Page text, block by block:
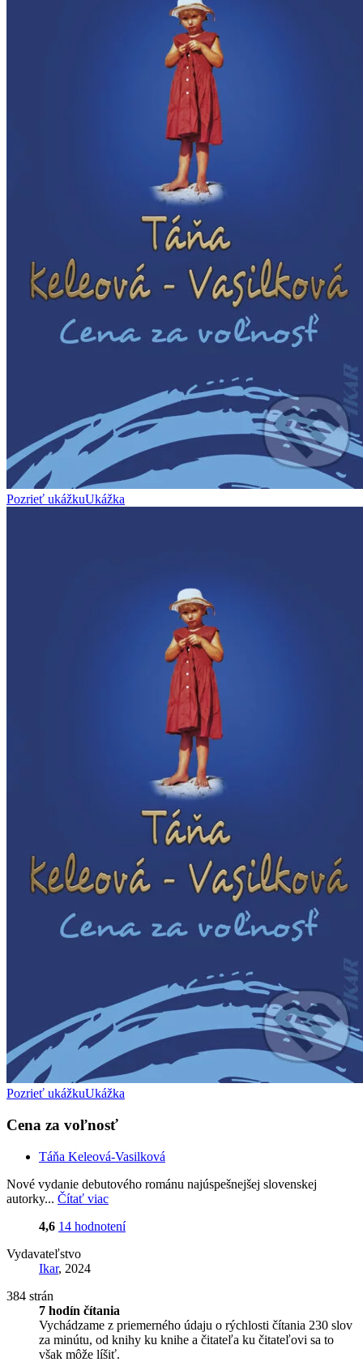
Pozrieť ukážkuUkážka
Pozrieť ukážkuUkážka
Cena za voľnosť
Táňa Keleová-Vasilková
Nové vydanie debutového románu najúspešnejšej slovenskej
autorky... Čítať viac
4,6 14 hodnotení
Vydavateľstvo
Ikar, 2024
384 strán
7 hodín čítania
Vychádzame z priemerného údaju o rýchlosti čítania 230 slov
za minútu, od knihy ku knihe a čitateľa ku čitateľovi sa to
však môže líšiť.